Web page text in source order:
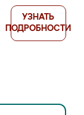
УЗНАТЬ
ПОДРОБНОСТИ